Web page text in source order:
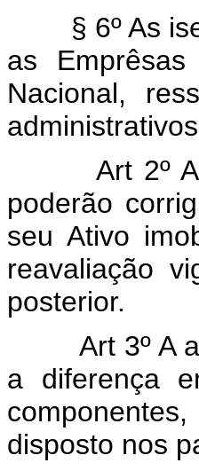
§ 6º As
as
Nacional,
Art 2º As
poderão
seu Ativo
reavaliação
posterior.
Art 3º A
a diferença
disposto nos